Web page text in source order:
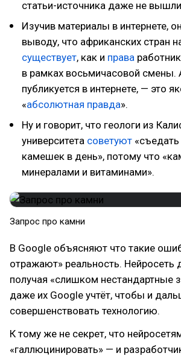
статьи-источника даже не
Изучив материалы в интернете,
выводу, что африканских стран
существует, как и права
в рамках восьмичасовой смены.
публикуется в интернете, — это
«абсолютная правда».
Ну и говорит, что геологи из
университета советуют
камешек в день», потому что
минералами и витаминами».
Запрос про камни
В Google объясняют что такие
отражают» реальность. Нейросеть
получая «слишком нестандартные
даже их Google учтёт, чтобы и
совершенствовать технологию.
К тому же не секрет, что
«галлюцинировать» — и